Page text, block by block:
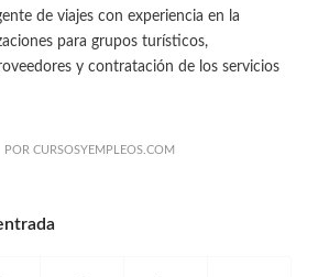
de viajes con experiencia en la
para grupos turísticos,
y contratación de los servicios
POR CURSOSYEMPLEOS.COM